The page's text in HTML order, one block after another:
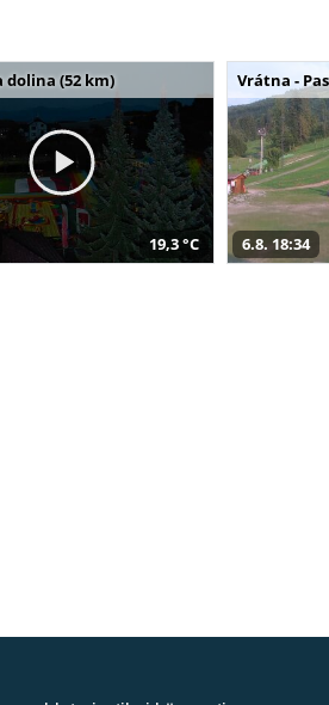
dolina (52 km)
19,3 °C
Vrátna -
6.8. 18:34